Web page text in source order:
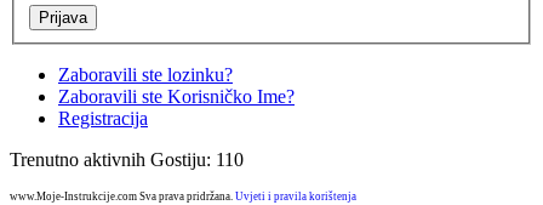
Zaboravili ste lozinku?
Zaboravili ste Korisničko Ime?
Registracija
Trenutno aktivnih Gostiju: 110
www.Moje-Instrukcije.com Sva prava pridržana. Uvjeti i pravila korištenja